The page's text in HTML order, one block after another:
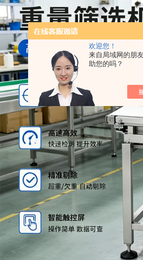
欢迎您！
来自局域网的朋
助您的吗？